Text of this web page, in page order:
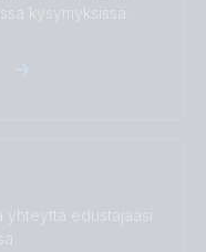
kysymyksissä.
edustajaasi